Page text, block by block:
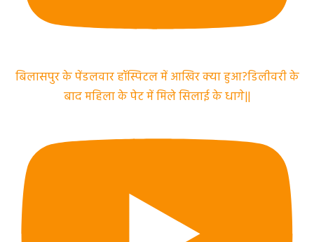
बिलासपुर के पेंडलवार हॉस्पिटल में आखिर क्या हुआ?डिलीवरी के
बाद महिला के पेट में मिले सिलाई के धागे||